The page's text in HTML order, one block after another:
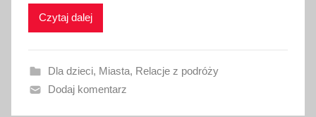
w
n
o
Czytaj dalej
Dla dzieci, Miasta, Relacje z podróży
Dodaj komentarz